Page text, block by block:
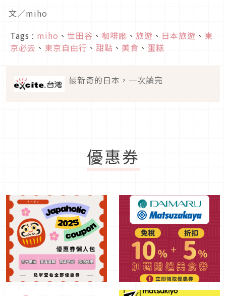
文／miho
Tags : miho 、 世田谷 、 咖啡廳 、 旅遊 、 日本旅遊 、 東
京必去 、 東京自由行 、 甜點 、 美食 、 蛋糕
最新奇的日本，一次讀完
優惠券